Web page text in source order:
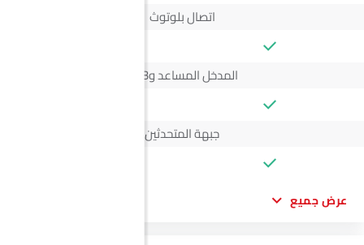
اتصال بلوتوث
المدخل المساعد وUSB
جبهة المتحدثين
عرض جميع